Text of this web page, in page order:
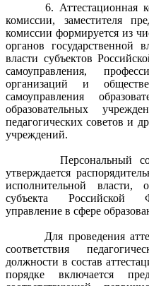
6. Аттестационная
комиссии, заместителя
комиссии формируется из
органов государственной
власти субъектов
самоуправления,
организаций и
самоуправления
образовательных
педагогических советов и
учреждений.
Персональный
утверждается
исполнительной власти,
субъекта Российской
управление в сфере
Для проведения
соответствия
должности в состав
порядке включается